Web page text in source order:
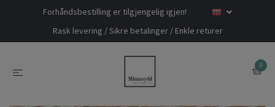
Forhåndsbestilling er tilgjengelig igjen!
Rask levering / Sikre betalinger / Enkle returer
0